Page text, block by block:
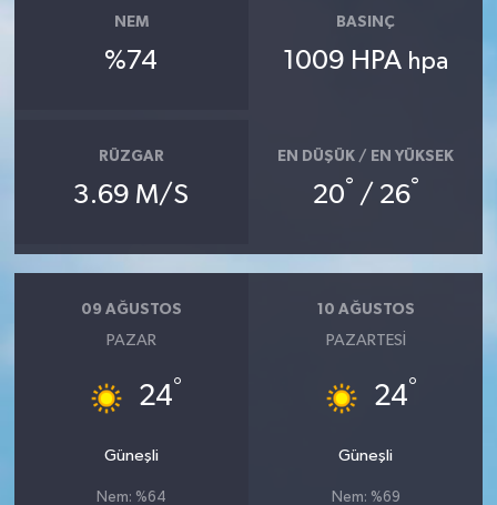
NEM
%74
BASINÇ
1009 HPA hpa
RÜZGAR
3.69 M/S
EN DÜŞÜK / EN YÜKSEK
20° / 26°
09 AĞUSTOS
PAZAR
24°
Güneşli
Nem: %64
10 AĞUSTOS
PAZARTESI
24°
Güneşli
Nem: %69